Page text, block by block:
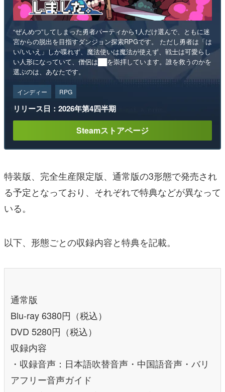
“ぜんめつ”してしまった勇者パーティから1人だけ選んで、ともに迷
宮からの脱出を目指すダンジョン探索RPGです。 ただし勇者は「は
い/いいえ」しか喋れず、魔法使いは魔法が使えず、戦士は可愛らし
い人形になっていて、僧侶は██を崇拝しています。誰を救うのかを
選ぶのは、あなたです。
インディー RPG
リリース日：2026年第4四半期
Steamストアページ
特装版、完全生産限定版、通常版の3形態で発売され
る予定となっており、それぞれで特典などが異なって
いる。
以下、形態ごとの収録内容と特典を記載。
通常版
Blu-ray 6380円（税込）
DVD 5280円（税込）
収録内容
・収録音声：日本語吹替音声・中国語音声・バリ
アフリー音声ガイド